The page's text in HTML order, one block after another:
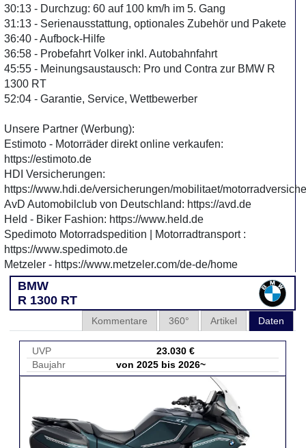
30:13 - Durchzug: 60 auf 100 km/h im 5. Gang
31:13 - Serienausstattung, optionales Zubehör und Pakete
36:40 - Aufbock-Hilfe
36:58 - Probefahrt Volker inkl. Autobahnfahrt
45:55 - Meinungsaustausch: Pro und Contra zur BMW R
1300 RT
52:04 - Garantie, Service, Wettbewerber
Unsere Partner (Werbung):
Estimoto - Motorräder direkt online verkaufen:
https://estimoto.de
HDI Versicherungen:
https://www.hdi.de/versicherungen/mobilitaet/
AvD Automobilclub von Deutschland: https://avd.de
Held - Biker Fashion: https://www.held.de
Spedimoto Motorradspedition | Motorradtransport :
https://www.spedimoto.de
Metzeler - https://www.metzeler.com/de-de/home
BMW
R 1300 RT
Daten
Artikel
360°
Kommentare
UVP
23.030 €
Baujahr
von 2025 bis 2026~